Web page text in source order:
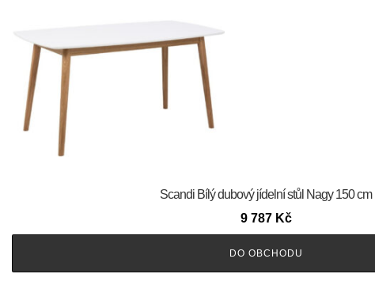
Scandi Bílý dubový jídelní stůl Nagy 150 cm
9 787 Kč
DO OBCHODU